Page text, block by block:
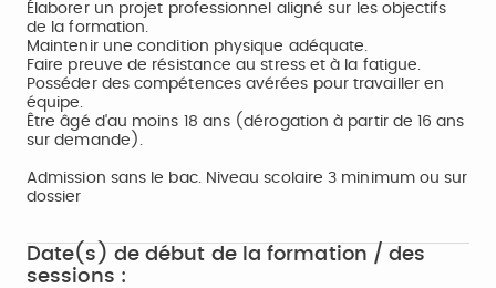
Élaborer un projet professionnel aligné sur les objectifs
de la formation.
Maintenir une condition physique adéquate.
Faire preuve de résistance au stress et à la fatigue.
Posséder des compétences avérées pour travailler en
équipe.
Être âgé d'au moins 18 ans (dérogation à partir de 16 ans
sur demande).
Admission sans le bac. Niveau scolaire 3 minimum ou sur
dossier
Date(s) de début de la formation / des
sessions :